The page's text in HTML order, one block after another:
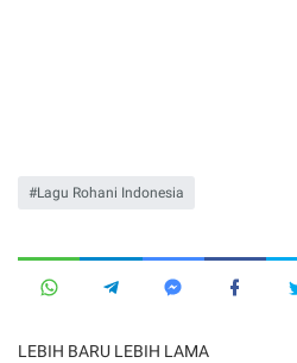
Lagu Rohani Indonesia
LEBIH BARU LEBIH LAMA